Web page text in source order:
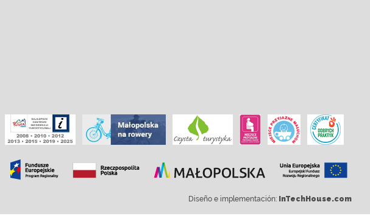
Diseño e implementación: InTechHouse.com